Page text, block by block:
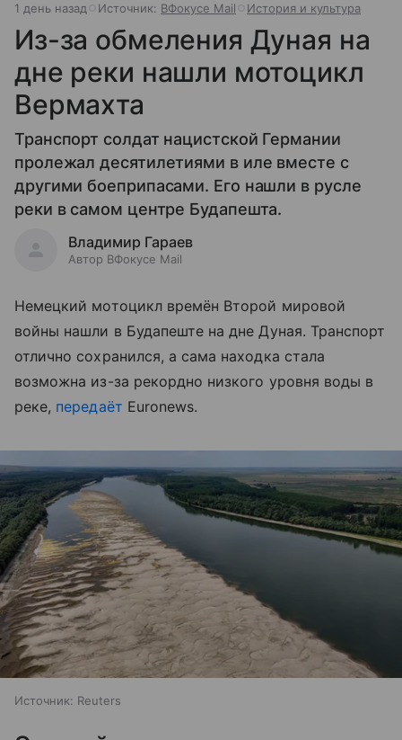
1 день назад Источник: ВФокусе Mail История и культура
Из-за обмеления Дуная на
дне реки нашли мотоцикл
Вермахта
Транспорт солдат нацистской Германии
пролежал десятилетиями в иле вместе с
другими боеприпасами. Его нашли в русле
реки в самом центре Будапешта.
Владимир Гараев
Автор ВФокусе Mail
Немецкий мотоцикл времён Второй мировой
войны нашли в Будапеште на дне Дуная. Транспорт
отлично сохранился, а сама находка стала
возможна из-за рекордно низкого уровня воды в
реке, передаёт Euronews.
Источник: Reuters